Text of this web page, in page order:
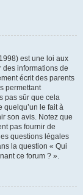
est une loi aux
des informations de
écrit des parents
permettant
pas sûr que cela
quelqu’un le fait à
son avis. Notez que
pas fournir de
questions légales
la question « Qui
ce forum ? ».